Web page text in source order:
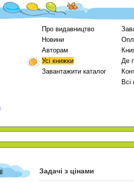
Про видавництво
Новини
Авторам
Усі книжки
Завантажити каталог
Де
Задачі з цінами